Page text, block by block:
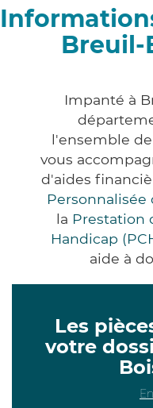
Breuil-
Impanté à
l'ensemble de
vous
d'aides
Personnalisée
la Prestation
Handicap
aide à
Les
votre